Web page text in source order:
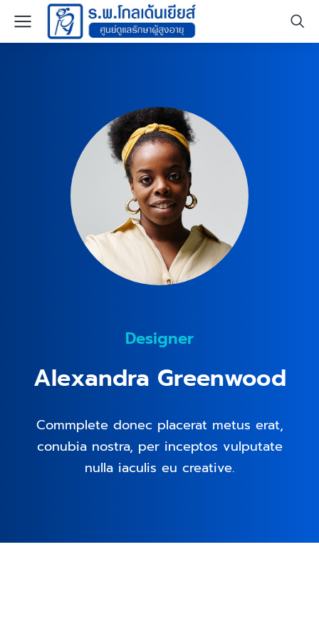
Designer
Alexandra Greenwood
Commplete donec placerat metus erat,
conubia nostra, per inceptos vulputate
nulla iaculis eu creative.